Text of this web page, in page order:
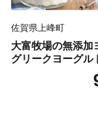
佐賀県上峰町
大富牧場の無添加
グリークヨーグル